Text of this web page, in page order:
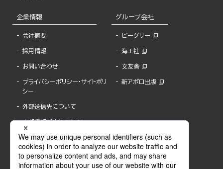
企業情報
会社概要
採用情報
お問い合わせ
プライバシーポリシー・サイトポリ
シー
外部送信先について
内部通報制度について
グループ会社
ビーグリー
海王社
文友舎
新アポロ出版